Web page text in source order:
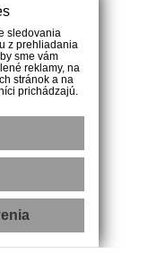
sledovania
z prehliadania
sme vám
reklamy, na
stránok a na
prichádzajú.
Ves